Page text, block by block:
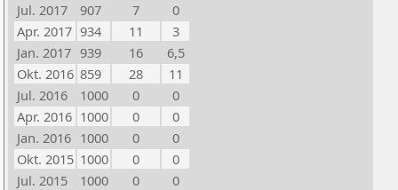
Jul. 2017
907 7
0
Apr. 2017 934 11
3
Jan. 2017 939 16
6,5
Okt. 2016 859 28
11
Jul. 2016
1000 0
0
Apr. 2016 1000 0
0
Jan. 2016 1000 0
0
Okt. 2015 1000 0
0
Jul. 2015
1000 0
0